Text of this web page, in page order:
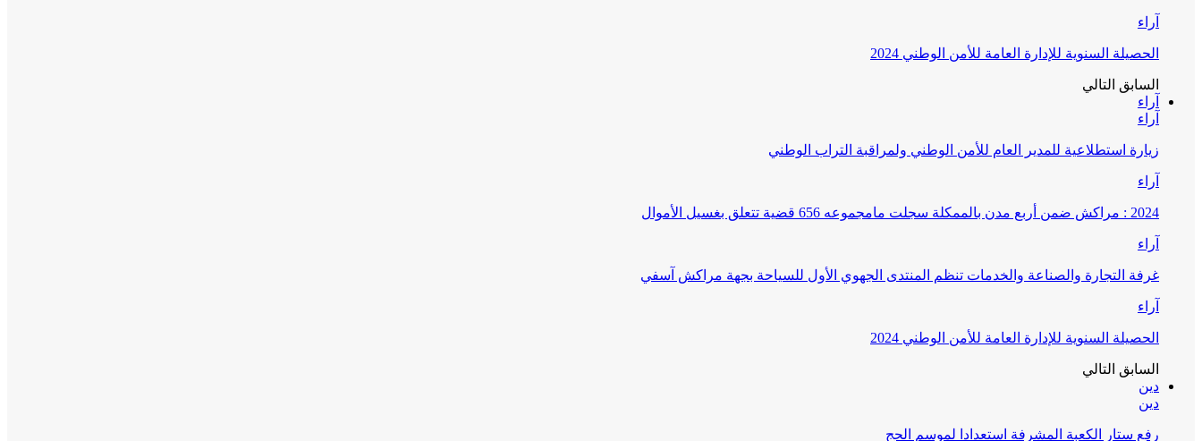
آراء
الحصيلة السنوية للإدارة العامة للأمن الوطني 2024
السابق التالي
آراء
آراء
زيارة استطلاعية للمدير العام للأمن الوطني ولمراقبة التراب الوطني
آراء
2024 : مراكش ضمن أربع مدن بالممكلة سجلت مامجموعه 656 قضية تتعلق بغسيل الأموال
آراء
غرفة التجارة والصناعة والخدمات تنظم المنتدى الجهوي الأول للسياحة بجهة مراكش آسفي
آراء
الحصيلة السنوية للإدارة العامة للأمن الوطني 2024
السابق التالي
دين
دين
رفع ستار الكعبة المشرفة استعدادا لموسم الحج